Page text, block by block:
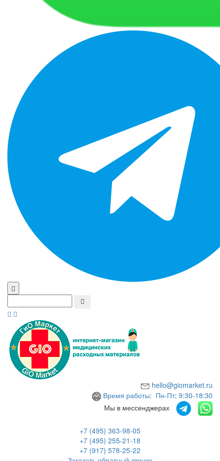
hello@giomarket.ru
Время работы: Пн-Пт; 9:30-18:30
Мы в мессенджерах
+7 (495) 363-98-05
+7 (495) 255-21-18
+7 (917) 578-25-22